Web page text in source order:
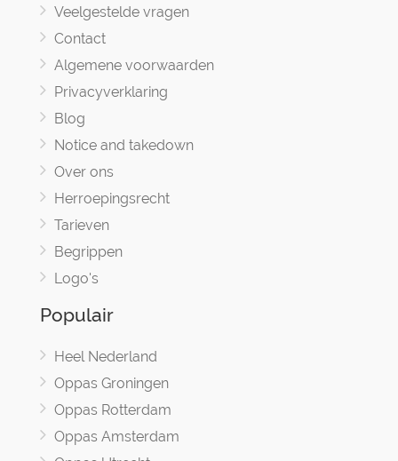
Veelgestelde vragen
Contact
Algemene voorwaarden
Privacyverklaring
Blog
Notice and takedown
Over ons
Herroepingsrecht
Tarieven
Begrippen
Logo's
Populair
Heel Nederland
Oppas Groningen
Oppas Rotterdam
Oppas Amsterdam